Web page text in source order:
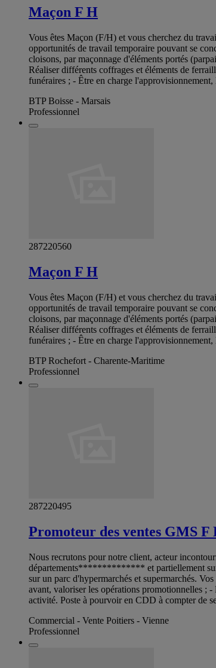
Maçon F H
Vous êtes Maçon (F/H) et vous cherchez du
opportunités de travail temporaire pouvant se
cloisons, par maçonnage d'éléments portés
Réaliser différents coffrages et éléments de
funéraires ; - Être en charge
BTP Boisse - Marsais
Professionnel
287220560
Maçon F H
Vous êtes Maçon (F/H) et vous cherchez du
opportunités de travail temporaire pouvant se
cloisons, par maçonnage d'éléments portés
Réaliser différents coffrages et éléments de
funéraires ; - Être en charge
BTP Rochefort - Charente-Maritime
Professionnel
287220495
Promoteur des ventes GMS F
Nous recrutons pour notre client, acteur
départements************** et partiellement sur
sur un parc d'hypermarchés et supermarchés.
avant, valoriser les opérations promotionnelles ;
activité. Poste à pourvoir en CDD à compter de
Commercial - Vente Poitiers - Vienne
Professionnel